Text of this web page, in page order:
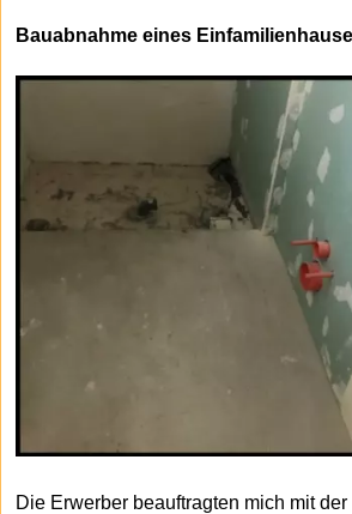
Bauabnahme eines
Die Erwerber beauftragten mich mit